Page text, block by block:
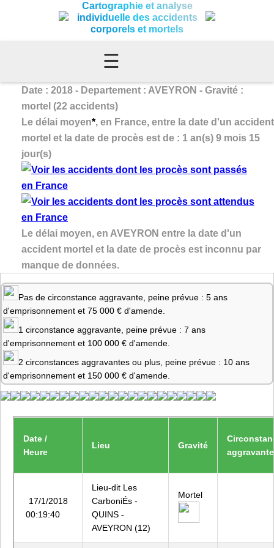
Cartographie et analyse
individuelle des accidents
corporels et mortels
☰
Date : 2018 - Departement : AVEYRON - Gravité :
mortel (22 accidents)
Le délai moyen*, en France, entre la date d'un accident
mortel et la date de procès est de : 1 an(s) 9 mois 15
jour(s)
Le délai moyen, en AVEYRON entre la date d'un
accident mortel et la date de procès est inconnu par
manque de données.
Pas de circonstance aggravante, peine prévue : 5 ans
d'emprisonnement et 75 000 € d'amende.
1 circonstance aggravante, peine prévue : 7 ans
d'emprisonnement et 100 000 € d'amende.
2 circonstances aggravantes ou plus, peine prévue : 10 ans
d'emprisonnement et 150 000 € d'amende.
Date /
Heure
Lieu Gravité
17/1/2018
00:19:40
Lieu-dit Les
CarboniÉs -
QUINS -
AVEYRON (12)
Mortel